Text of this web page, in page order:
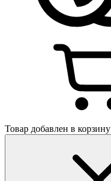
Товар добавлен в корзину